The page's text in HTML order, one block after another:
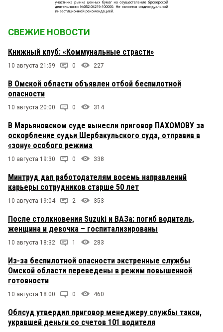
СВЕЖИЕ НОВОСТИ
Книжный клуб: «Коммунальные страсти»
10 августа 21:59 0 227
В Омской области объявлен отбой беспилотной
опасности
10 августа 20:00 0 314
В Марьяновском суде вынесли приговор ПАХОМОВУ за
оскорбление судьи Шербакульского суда, отправив в
«зону» особого режима
10 августа 19:30 0 338
Минтруд дал работодателям восемь направлений
карьеры сотрудников старше 50 лет
10 августа 19:04 2 353
После столкновения Suzuki и ВАЗа: погиб водитель,
женщина и девочка – госпитализированы
10 августа 18:32 1 283
Из-за беспилотной опасности экстренные службы
Омской области переведены в режим повышенной
готовности
10 августа 18:00 0 460
Облсуд утвердил приговор менеджеру службы такси,
укравшей деньги со счетов 101 водителя